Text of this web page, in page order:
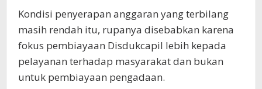
Kondisi penyerapan anggaran yang terbilang
masih rendah itu, rupanya disebabkan karena
fokus pembiayaan Disdukcapil lebih kepada
pelayanan terhadap masyarakat dan bukan
untuk pembiayaan pengadaan.